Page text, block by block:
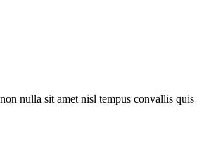
nulla sit amet nisl tempus convallis